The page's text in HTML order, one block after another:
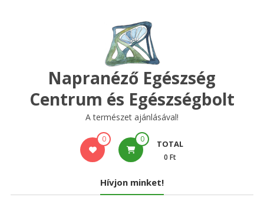
Napranéző Egészség
Centrum és Egészségbolt
A természet ajánlásával!
0 0 TOTAL
0 Ft
Hívjon minket!